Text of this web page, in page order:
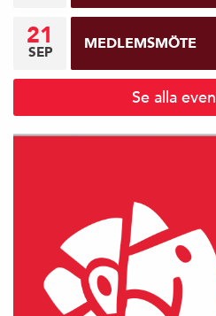
21
SEP MEDLEMSMÖTE
Se alla